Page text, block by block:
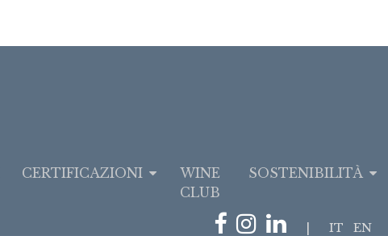
CERTIFICAZIONI
WINE
CLUB
SOSTENIBILITÀ
IT EN